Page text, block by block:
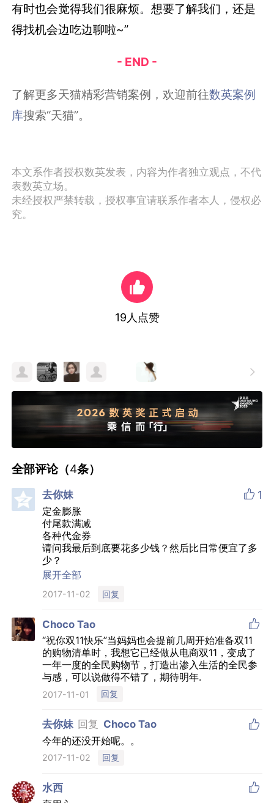
有时也会觉得我们很麻烦。想要了解我们，还是
得找机会边吃边聊啦~”
- END -
了解更多天猫精彩营销案例，欢迎前往数英案例
库搜索“天猫”。
本文系作者授权数英发表，内容为作者独立观点，不代
表数英立场。
未经授权严禁转载，授权事宜请联系作者本人，侵权必
究。
19人点赞

全部评论（4条）
去你妹  1
定金膨胀
付尾款满减
各种代金券
请问我最后到底要花多少钱？然后比日常便宜了多
少？
智商不够真的是不想在双十一买东西了。。。
展开全部
2017-11-02 回复
Choco Tao 
“祝你双11快乐”当妈妈也会提前几周开始准备双11
的购物清单时，我想它已经做从电商双11，变成了
一年一度的全民购物节，打造出渗入生活的全民参
与感，可以说做得不错了，期待明年.
2017-11-01 回复
去你妹 回复 Choco Tao 
今年的还没开始呢。。
2017-11-02 回复
水西 